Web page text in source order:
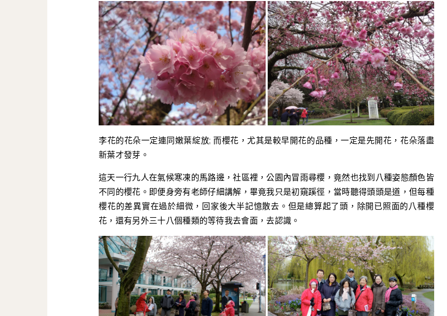
李花的花朵一定連同嫩葉綻放; 而櫻花，尤其是較早開花的品種，一定是先開花，花朵落盡
新葉才發芽。
這天一行九人在氣候寒凍的馬路邊，社區裡，公園內冒雨尋櫻，竟然也找到八種姿態顏色皆
不同的櫻花。即便身旁有老師仔細講解，畢竟我只是初窺蹊徑，當時聽得頭頭是道，但每種
櫻花的差異實在過於細微，回家後大半記憶散去。但是總算起了頭，除開已照面的八種櫻
花，還有另外三十八個種類的等待我去會面，去認識。